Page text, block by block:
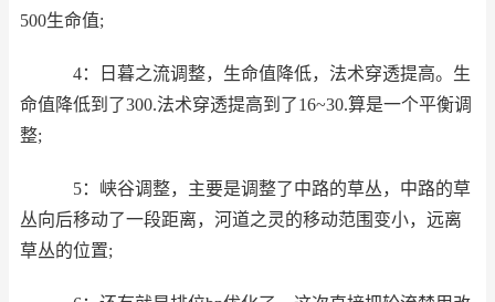
500生命值;
4：日暮之流调整，生命值降低，法术穿透提高。生
命值降低到了300.法术穿透提高到了16~30.算是一个平衡调
整;
5：峡谷调整，主要是调整了中路的草丛，中路的草
丛向后移动了一段距离，河道之灵的移动范围变小，远离
草丛的位置;